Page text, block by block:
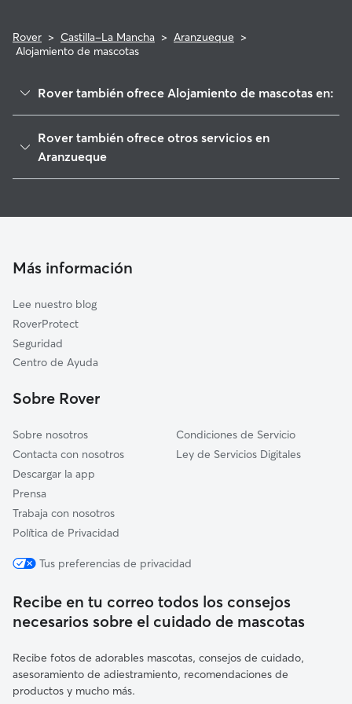
Rover > Castilla-La Mancha > Aranzueque >
Alojamiento de mascotas
Rover también ofrece Alojamiento de mascotas en:
Pozo de Guadalajara
Yebes
Chiloeches
Lupiana
Fuentenovilla
Rover también ofrece otros servicios en
Aranzueque
Cuidadores a domicilio en Aranzueque
Más información
Lee nuestro blog
RoverProtect
Seguridad
Centro de Ayuda
Sobre Rover
Sobre nosotros
Contacta con nosotros
Descargar la app
Prensa
Trabaja con nosotros
Política de Privacidad
Condiciones de Servicio
Ley de Servicios Digitales
Tus preferencias de privacidad
Recibe en tu correo todos los consejos
necesarios sobre el cuidado de mascotas
Recibe fotos de adorables mascotas, consejos de cuidado,
asesoramiento de adiestramiento, recomendaciones de
productos y mucho más.